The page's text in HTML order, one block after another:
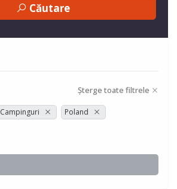
Căutare
Șterge toate filtrele
Campinguri
Poland